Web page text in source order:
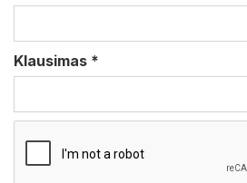
Klausimas *